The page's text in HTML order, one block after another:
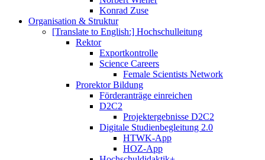
Konrad Zuse
Organisation & Struktur
[Translate to English:] Hochschulleitung
Rektor
Exportkontrolle
Science Careers
Female Scientists Network
Prorektor Bildung
Förderanträge einreichen
D2C2
Projektergebnisse D2C2
Digitale Studienbegleitung 2.0
HTWK-App
HOZ-App